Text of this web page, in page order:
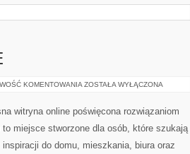
KOMENTOWANIA INSPIRACJE
ZOSTAŁA WYŁĄCZONA
witryna online poświęcona rozwiązaniom
to miejsce stworzone dla osób, które szukają
do domu, mieszkania, biura oraz